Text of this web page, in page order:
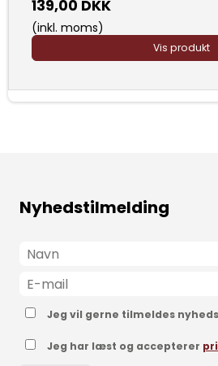
139,00 DKK
(inkl. moms)
Vis produkt
Nyhedstilmelding
Jeg vil gerne tilmeldes
Jeg har læst og accepterer